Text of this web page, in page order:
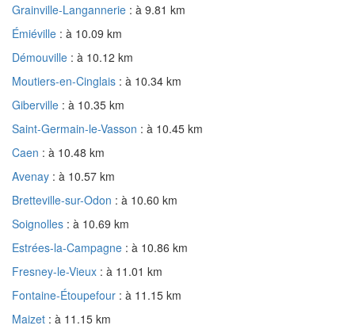
Grainville-Langannerie : à 9.81 km
Émiéville : à 10.09 km
Démouville : à 10.12 km
Moutiers-en-Cinglais : à 10.34 km
Giberville : à 10.35 km
Saint-Germain-le-Vasson : à 10.45 km
Caen : à 10.48 km
Avenay : à 10.57 km
Bretteville-sur-Odon : à 10.60 km
Soignolles : à 10.69 km
Estrées-la-Campagne : à 10.86 km
Fresney-le-Vieux : à 11.01 km
Fontaine-Étoupefour : à 11.15 km
Maizet : à 11.15 km